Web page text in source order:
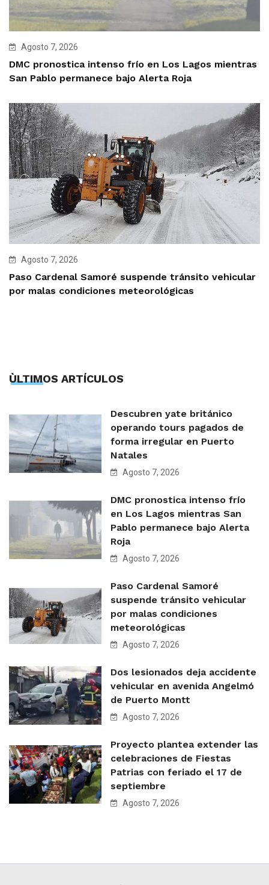
Agosto 7, 2026
DMC pronostica intenso frío en Los Lagos mientras
San Pablo permanece bajo Alerta Roja
Agosto 7, 2026
Paso Cardenal Samoré suspende tránsito vehicular
por malas condiciones meteorológicas
ÙLTIMOS ARTÍCULOS
Descubren yate británico
operando tours pagados de
forma irregular en Puerto
Natales
Agosto 7, 2026
DMC pronostica intenso frío
en Los Lagos mientras San
Pablo permanece bajo Alerta
Roja
Agosto 7, 2026
Paso Cardenal Samoré
suspende tránsito vehicular
por malas condiciones
meteorológicas
Agosto 7, 2026
Dos lesionados deja accidente
vehicular en avenida Angelmó
de Puerto Montt
Agosto 7, 2026
Proyecto plantea extender las
celebraciones de Fiestas
Patrias con feriado el 17 de
septiembre
Agosto 7, 2026